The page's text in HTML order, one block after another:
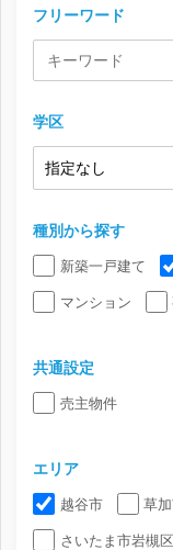
フリーワード
学区
種別から探す
新築一戸建て
マンション
共通設定
売主物件
エリア
越谷市 草
さいたま市岩槻区